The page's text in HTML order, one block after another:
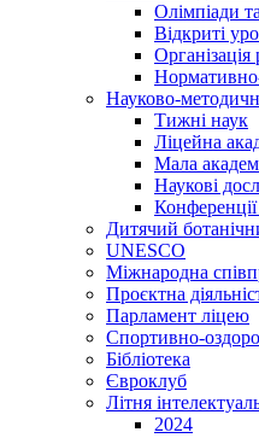
Олімпіади
Відкриті
Науково-
Тижні наук
Ліцейна
Мала
Наукові
Дитячий
UNESCO
Міжнародна
Проєктна
Парламент ліцею
Спортивно-
Бібліотека
Євроклуб
Літня
2024